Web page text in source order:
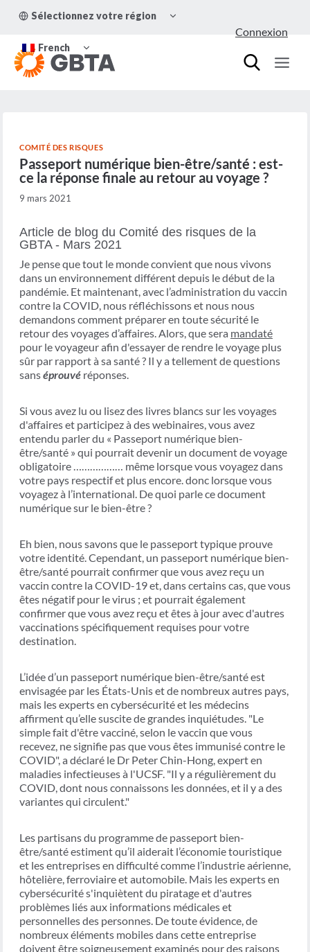
Sélectionnez votre région
LE
French
LE
MENU
ENFANT
Connexion
COMITÉ DES RISQUES
Passeport numérique bien-être/santé : est-
ce la réponse finale au retour au voyage ?
9 mars 2021
Article de blog du Comité des risques de la
GBTA - Mars 2021
Je pense que tout le monde convient que nous vivons
dans un environnement différent depuis le début de la
pandémie. Et maintenant, avec l’administration du vaccin
contre la COVID, nous réfléchissons et nous nous
demandons comment préparer en toute sécurité le
retour des voyages d’affaires. Alors, que sera mandaté
pour le voyageur afin d'essayer de rendre le voyage plus
sûr par rapport à sa santé ? Il y a tellement de questions
sanséprouvé réponses.
Si vous avez lu ou lisez des livres blancs sur les voyages
d'affaires et participez à des webinaires, vous avez
entendu parler du « Passeport numérique bien-
être/santé » qui pourrait devenir un document de voyage
obligatoire ……………… même lorsque vous voyagez dans
votre pays respectif et plus encore. donc lorsque vous
voyagez à l’international. De quoi parle ce document
numérique sur le bien-être ?
Eh bien, nous savons que le passeport typique prouve
votre identité. Cependant, un passeport numérique bien-
être/santé pourrait confirmer que vous avez reçu un
vaccin contre la COVID-19 et, dans certains cas, que vous
êtes négatif pour le virus ; et pourrait également
confirmer que vous avez reçu et êtes à jour avec d'autres
vaccinations spécifiquement requises pour votre
destination.
L’idée d’un passeport numérique bien-être/santé est
envisagée par les États-Unis et de nombreux autres pays,
mais les experts en cybersécurité et les médecins
affirment qu’elle suscite de grandes inquiétudes. "Le
simple fait d'être vacciné, selon le vaccin que vous
recevez, ne signifie pas que vous êtes immunisé contre le
COVID", a déclaré le Dr Peter Chin-Hong, expert en
maladies infectieuses à l'UCSF. "Il y a régulièrement du
COVID, dont nous connaissons les données, et il y a des
variantes qui circulent."
Les partisans du programme de passeport bien-
être/santé estiment qu’il aiderait l’économie touristique
et les entreprises en difficulté comme l’industrie aérienne,
hôtelière, ferroviaire et automobile. Mais les experts en
cybersécurité s'inquiètent du piratage et d'autres
problèmes liés aux informations médicales et
personnelles des personnes. De toute évidence, de
nombreux éléments mobiles dans cette entreprise
doivent être soigneusement examinés pour des raisons